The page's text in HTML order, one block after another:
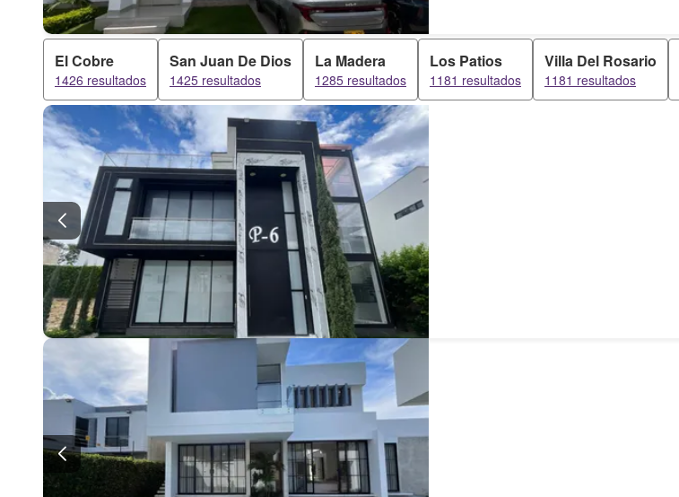
El Cobre
1426 resultados
San Juan De Dios
1425 resultados
La Madera
1285 resultados
Los Patios
1181 resultados
Villa Del Rosario
1181 resultados